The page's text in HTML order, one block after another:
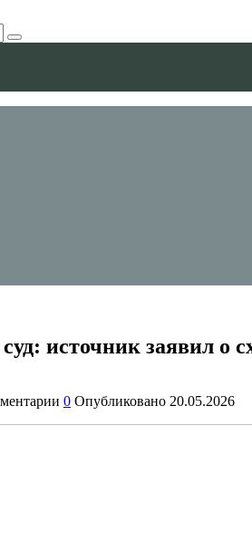
источник заявил о
0 Опубликовано 20.05.2026